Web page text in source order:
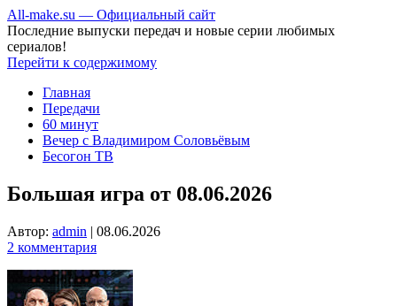
All-make.su — Официальный сайт
Последние выпуски передач и новые серии любимых
сериалов!
Перейти к содержимому
Главная
Передачи
60 минут
Вечер с Владимиром Соловьёвым
Бесогон ТВ
Большая игра от 08.06.2026
Автор: admin | 08.06.2026
2 комментария